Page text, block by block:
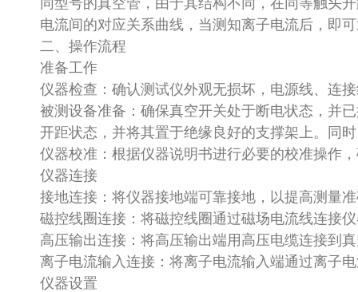
同型号的真空管，由于其结构不同，在同等触头
电流间的对应关系曲线，当测知离子电流后，即
二、操作流程
准备工作
仪器检查：确认测试仪外观无损坏，电源线、连
被测设备准备：确保真空开关处于断电状态，并
开距状态，并将其置于绝缘良好的支撑架上。同
仪器校准：根据仪器说明书进行必要的校准操作
仪器连接
接地连接：将仪器接地端可靠接地，以提高测量
磁控线圈连接：将磁控线圈通过磁场电流线连接
高压输出连接：将高压输出端用高压电缆连接到
离子电流输入连接：将离子电流输入端通过离子
仪器设置